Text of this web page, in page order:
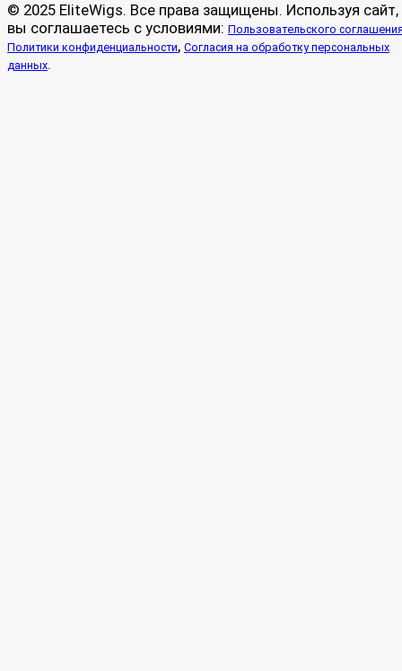
© 2025 EliteWigs. Все права защищены. Используя сайт,
вы соглашаетесь с условиями: Пользовательского
Политики конфиденциальности, Согласия на обработку персональных
данных.